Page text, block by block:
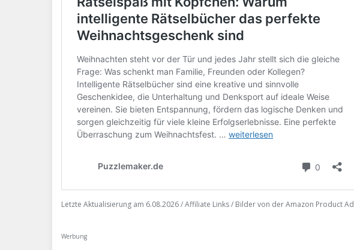
Letzte Aktualisierung am 6.08.2026 / Affiliate Links / Bilder von der Amazon Product
Werbung